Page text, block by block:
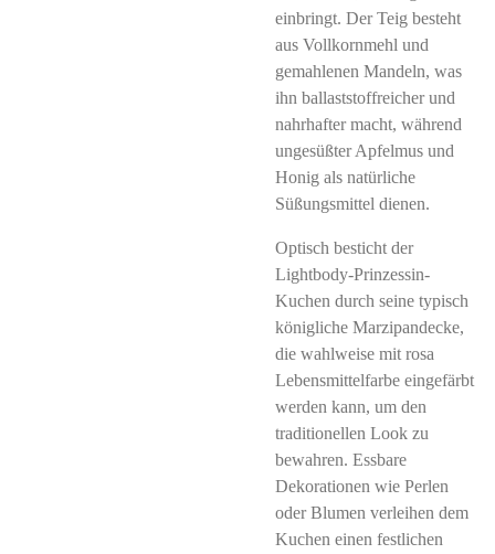
einbringt. Der Teig besteht
aus Vollkornmehl und
gemahlenen Mandeln, was
ihn ballaststoffreicher und
nahrhafter macht, während
ungesüßter Apfelmus und
Honig als natürliche
Süßungsmittel dienen.
Optisch besticht der
Lightbody-Prinzessin-
Kuchen durch seine typisch
königliche Marzipandecke,
die wahlweise mit rosa
Lebensmittelfarbe eingefärbt
werden kann, um den
traditionellen Look zu
bewahren. Essbare
Dekorationen wie Perlen
oder Blumen verleihen dem
Kuchen einen festlichen